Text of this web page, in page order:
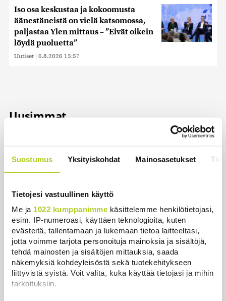
Suostumus Yksityiskohdat Mainosasetukset
Tietojesi vastuullinen käyttö
Me ja 1022 kumppanimme käsittelemme henkilötietojasi,
esim. IP-numeroasi, käyttäen teknologioita, kuten
evästeitä, tallentamaan ja lukemaan tietoa laitteeltasi,
jotta voimme tarjota personoituja mainoksia ja sisältöjä,
tehdä mainosten ja sisältöjen mittauksia, saada
näkemyksiä kohdeyleisöstä sekä tuotekehitykseen
liittyvistä syistä. Voit valita, kuka käyttää tietojasi ja mihin
tarkoituksiin.
Iso osa keskustaa ja kokoomusta
äänestäneistä on vielä katsomossa,
paljastaa Ylen mittaus – ”Eivät oikein
löydä puoluetta”
Uutiset | 6.8.2026 15:57
Uusimmat
Thaimaassa kouluampuminen lähellä Bangkokia
Meta määrättiin maksamaan lapsille aiheutuneiden
Uutiset | 7.8.2026 6:52
Venezuelassa neuvottelut siirtymävaiheesta
alkoivat opposition ja väliaikaishallinnon välillä
Uutiset | 7.8.2026 6:12
Toistakymmentä siviiliä haavoittui huthien iskussa
Saudi-Arabiaan